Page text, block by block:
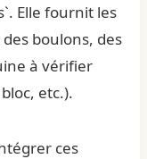
Elle fournit les
boulons, des
à vérifier
etc.).
ces